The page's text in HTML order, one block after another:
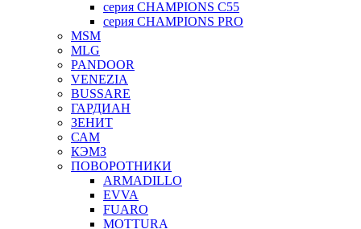
серия CHAMPIONS C55
серия CHAMPIONS PRO
MSM
MLG
PANDOOR
VENEZIA
BUSSARE
ГАРДИАН
ЗЕНИТ
САМ
КЭМЗ
ПОВОРОТНИКИ
ARMADILLO
EVVA
FUARO
MOTTURA